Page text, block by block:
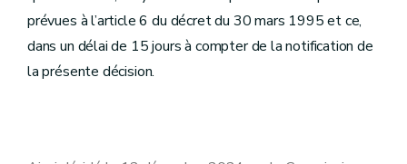
prévues à l’article 6 du décret du 30 mars 1995 et ce,
dans un délai de 15 jours à compter de la notification de
la présente décision.